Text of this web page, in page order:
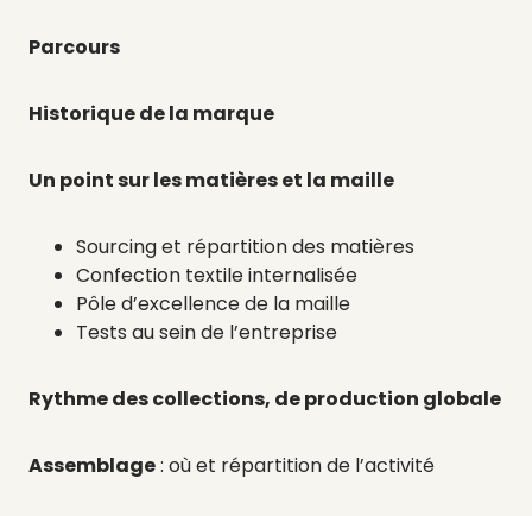
Parcours
Historique de la marque
Un point sur les matières et la maille
Sourcing et répartition des matières
Confection textile internalisée
Pôle d’excellence de la maille
Tests au sein de l’entreprise
Rythme des collections, de production globale
Assemblage: où et répartition de l’activité